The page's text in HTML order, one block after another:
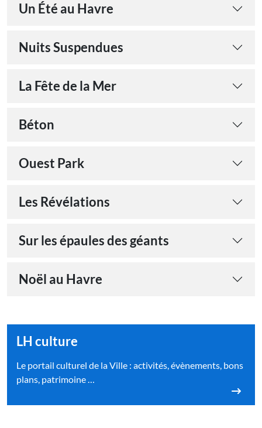
Un Été au Havre
Nuits Suspendues
La Fête de la Mer
Béton
Ouest Park
Les Révélations
Sur les épaules des géants
Noël au Havre
LH culture
Le portail culturel de la Ville : activités, évènements, bons
plans, patrimoine …